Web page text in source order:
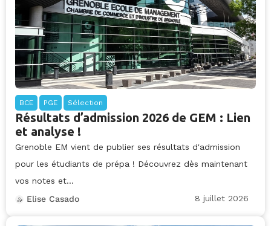
BCE PGE Sélection
Résultats d’admission 2026 de GEM : Lien
et analyse !
Grenoble EM vient de publier ses résultats d'admission
pour les étudiants de prépa ! Découvrez dès maintenant
vos notes et...
Elise Casado
8 juillet 2026